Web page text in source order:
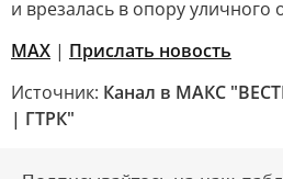
и врезалась в опору уличного
MAX | Прислать новость
Источник: Канал в МАКС
| ГТРК"